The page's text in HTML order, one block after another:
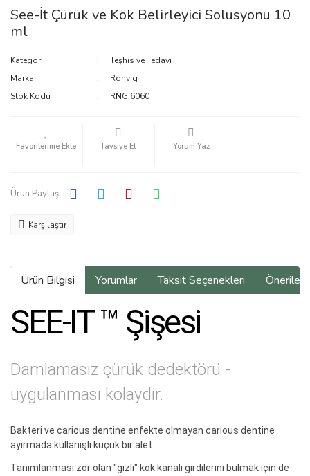
See-İt Çürük ve Kök Belirleyici Solüsyonu 10
ml
Kategori
Teşhis ve Tedavi
Marka
Ronvig
Stok Kodu
RNG.6060
Tavsiye Et Yorum Yaz
Ürün Paylaş :
Karşılaştır
Ürün Bilgisi Yorumlar Taksit Seçenekleri
SEE-IT ™ Şişesi
Damlamasız çürük dedektörü -
uygulanması kolaydır.
Bakteri ve carious dentine enfekte olmayan carious dentine
ayırmada kullanışlı küçük bir alet.
Tanımlanması zor olan "gizli" kök kanalı girdilerini bulmak için de